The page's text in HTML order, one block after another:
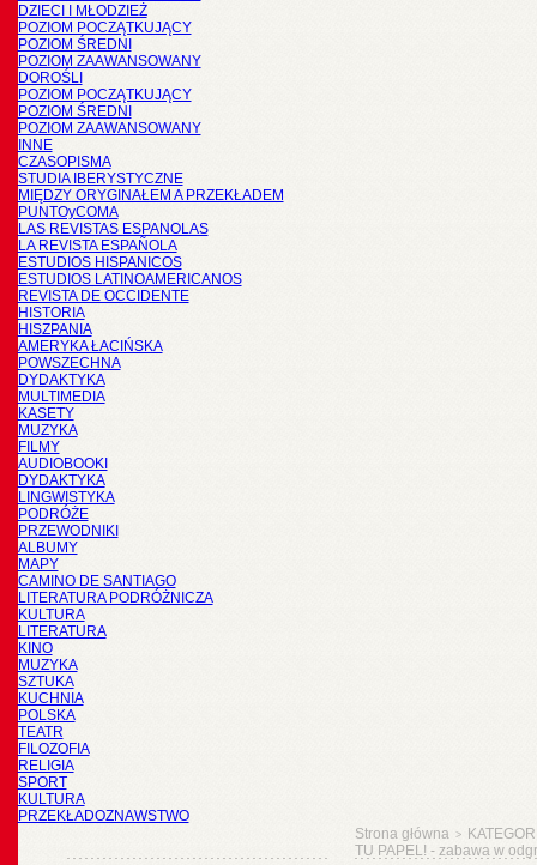
DZIECI I MŁODZIEŻ
POZIOM POCZĄTKUJĄCY
POZIOM ŚREDNI
POZIOM ZAAWANSOWANY
DOROŚLI
POZIOM POCZĄTKUJĄCY
POZIOM ŚREDNI
POZIOM ZAAWANSOWANY
INNE
CZASOPISMA
STUDIA IBERYSTYCZNE
MIĘDZY ORYGINAŁEM A PRZEKŁADEM
PUNTOyCOMA
LAS REVISTAS ESPANOLAS
LA REVISTA ESPAÑOLA
ESTUDIOS HISPANICOS
ESTUDIOS LATINOAMERICANOS
REVISTA DE OCCIDENTE
HISTORIA
HISZPANIA
AMERYKA ŁACIŃSKA
POWSZECHNA
DYDAKTYKA
MULTIMEDIA
KASETY
MUZYKA
FILMY
AUDIOBOOKI
DYDAKTYKA
LINGWISTYKA
PODRÓŻE
PRZEWODNIKI
ALBUMY
MAPY
CAMINO DE SANTIAGO
LITERATURA PODRÓŻNICZA
KULTURA
LITERATURA
KINO
MUZYKA
SZTUKA
KUCHNIA
POLSKA
TEATR
FILOZOFIA
RELIGIA
SPORT
KULTURA
PRZEKŁADOZNAWSTWO
Strona główna >
TU PAPEL! - zabawa w